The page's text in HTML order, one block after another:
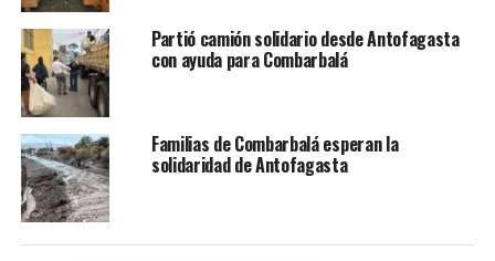
Partió camión solidario desde Antofagasta
con ayuda para Combarbalá
Familias de Combarbalá esperan la
solidaridad de Antofagasta